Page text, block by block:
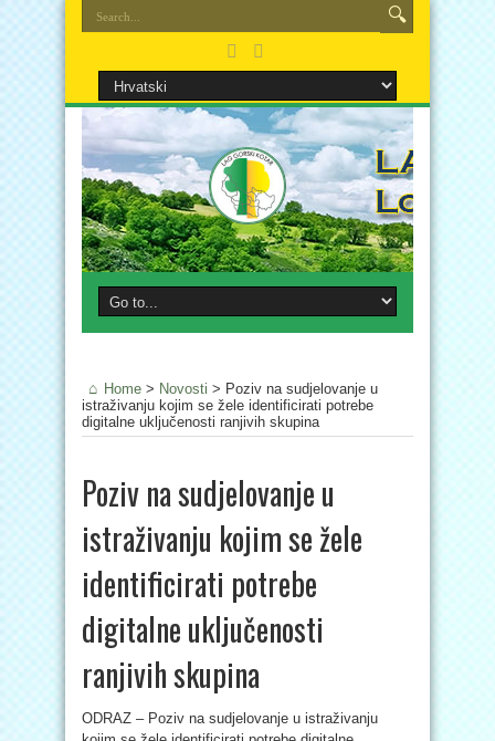
Home > Novosti > Poziv na sudjelovanje u
istraživanju kojim se žele identificirati potrebe
digitalne uključenosti ranjivih skupina
Poziv na sudjelovanje u
istraživanju kojim se žele
identificirati potrebe
digitalne uključenosti
ranjivih skupina
ODRAZ – Poziv na sudjelovanje u istraživanju